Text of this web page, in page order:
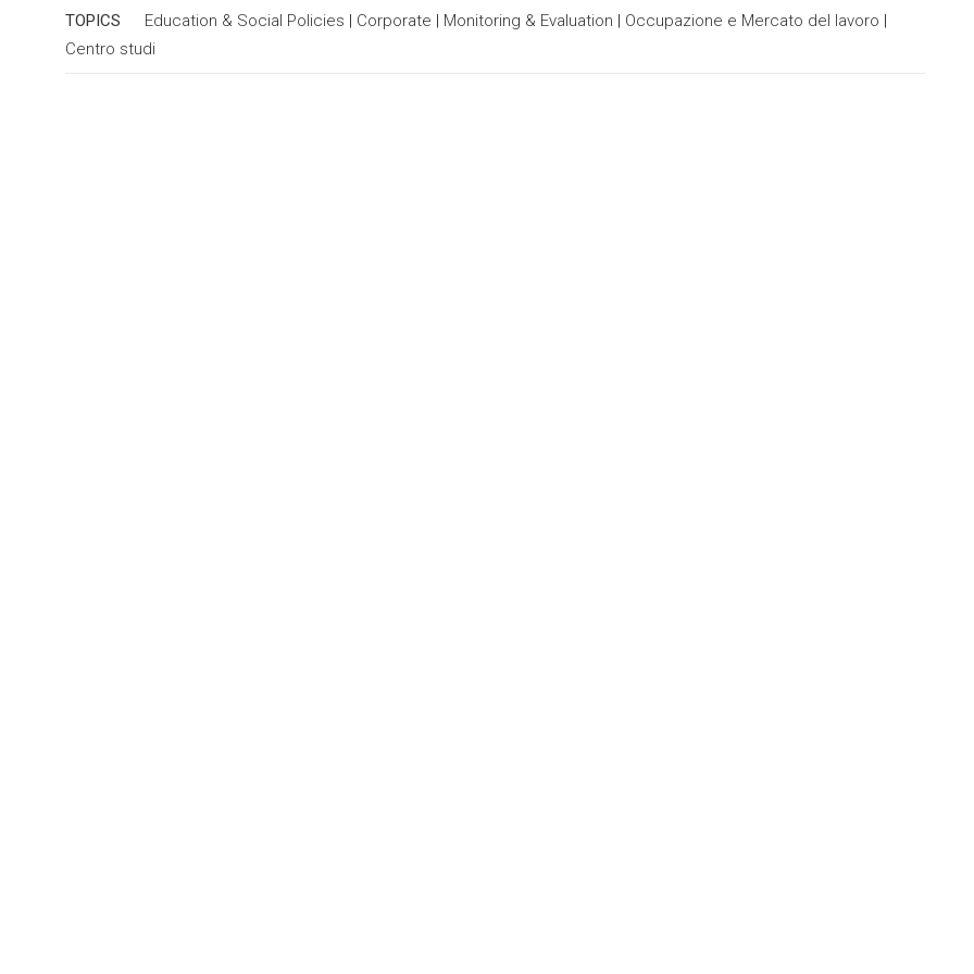
TOPICS Education & Social Policies | Corporate | Monitoring & Evaluation | Occupazione e Mercato del lavoro |
Centro studi